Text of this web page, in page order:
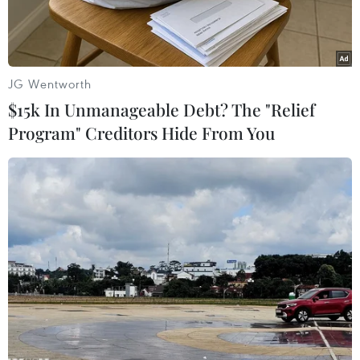
Đám cháy diễn ra suốt nhiều giờ vẫn rất khó dập tắt. (Ảnh:
Phạm Cường/TTXVN)
Vào lúc 13 giờ ngày 14/5, hỏa hoạn đã bất ngờ
xảy ra tại bãi chứa rác tạm rộng 1 ha của Nhà
máy xử lý rác Miền Bắc - Công ty Cổ phần Đầu
tư và Phát triển Xây dựng Miền Bắc tại xã Nghĩa
JG Wentworth
$15k In Unmanageable Debt? The "Relief
Program" Creditors Hide From You